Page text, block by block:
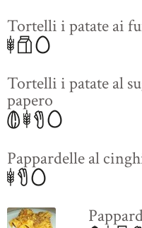
Tortelli i patate ai
Tortelli i patate al
papero
Pappardelle al